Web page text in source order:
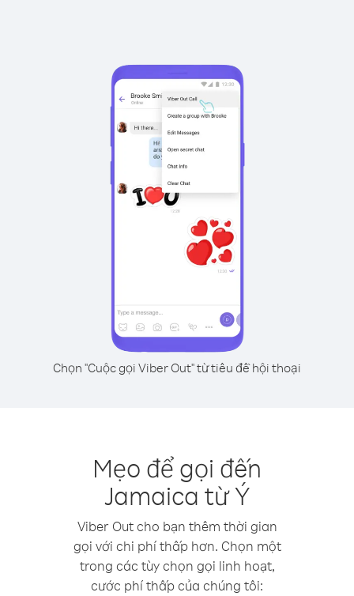
Chọn "Cuộc gọi Viber Out" từ tiêu đề hội thoại
Mẹo để gọi đến
Jamaica từ Ý
Viber Out cho bạn thêm thời gian
gọi với chi phí thấp hơn. Chọn một
trong các tùy chọn gọi linh hoạt,
cước phí thấp của chúng tôi: